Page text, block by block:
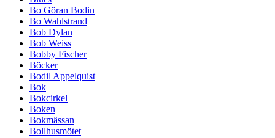
Bo Göran Bodin
Bo Wahlstrand
Bob Dylan
Bob Weiss
Bobby Fischer
Böcker
Bodil Appelquist
Bok
Bokcirkel
Boken
Bokmässan
Bollhusmötet